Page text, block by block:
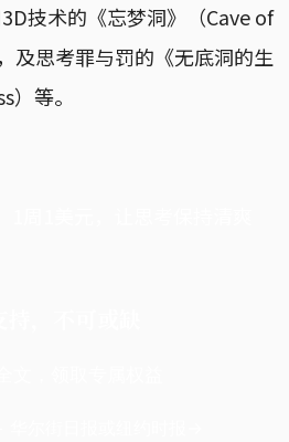
技术的《忘梦洞》（Cave of
思考罪与罚的《无底洞的生
等。